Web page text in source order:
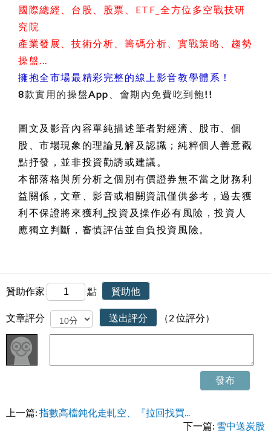
國際總經、台股、股票、ETF_全方位多空戰技研
究院
產業發展、技術分析、籌碼分析、實戰策略、趨勢
操盤...
擁抱全市場最精彩完整的線上影音教學體系！
8款實用的操盤App、會期內免費吃到飽!!
圖文及影音內容單純描述筆者對經濟、股市、個
股、市場現象的理論見解及認識；純粹個人善意觀
點抒發，並非投資勸誘或建議。
本部落格與所分析之個別有價證券無不當之財務利
益關係，文章、影音或相關資訊僅供參考，過去獲
利不保證將來獲利_投資及操作必有風險，投資人
應獨立判斷，審慎評估並自負投資風險
贊助作家 點 贊助他
文章評分 送出評分 （2 位評分）
發布
上一篇: 指數高檔鈍化走軋空、『拉回找買...
下一篇: 雪中送炭股